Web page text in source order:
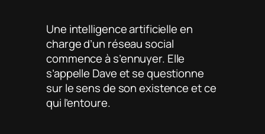
Une intelligence artificielle en
charge d’un réseau social
commence à s’ennuyer. Elle
s’appelle Dave et se questionne
sur le sens de son existence et ce
qui l’entoure.